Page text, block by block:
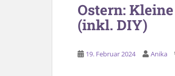
Ostern:
(inkl. DIY)
19. Februar 2024 Anika